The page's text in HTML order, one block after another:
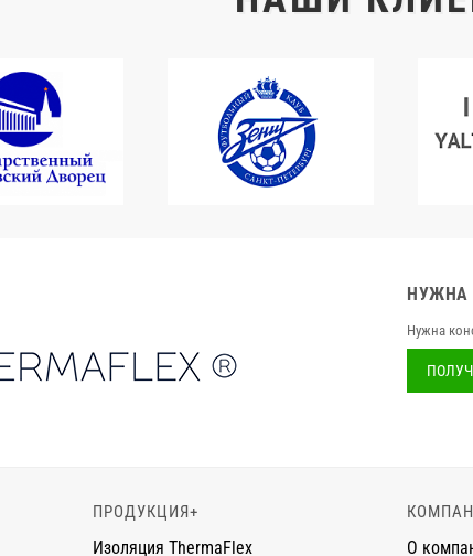
НУЖНА
Нужна
ПРОДУКЦИЯ+
Изоляция ThermaFlex О